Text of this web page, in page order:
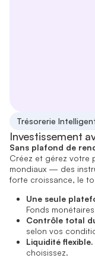
Trésorerie
Investissement
Sans plafond de
Créez et gérez votre
mondiaux — des
forte croissance, le
Une seule
Fonds
Contrôle total
selon vos
Liquidité flexible.
choisissez.